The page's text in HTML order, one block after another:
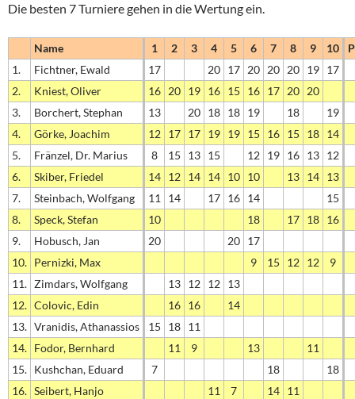
Die besten 7 Turniere gehen in die Wertung ein.
Name 1 2 3 4 5 6 7 8 9 10
1.
Fichtner, Ewald 17 20 17 20 20 20 19 17
2.
Kniest, Oliver 16 20 19 16 15 16 17 20 20
3.
Borchert, Stephan 13 20 18 18 19 18
19
4.
Görke, Joachim 12 17 17 19 19 15 16 15 18 14
5.
Fränzel, Dr. Marius 8 15 13 15 12 19 16 13 12
6.
Skiber, Friedel 14 12 14 14 10 10 13 14 13
7.
Steinbach, Wolfgang 11 14 17 16 14
15
8.
Speck, Stefan 10 18 17 18 16
9.
Hobusch, Jan 20 20 17
10. Pernizki, Max 9 15 12 12
9
11. Zimdars, Wolfgang 13 12 12 13
12. Colovic, Edin 16 16
14
13. Vranidis, Athanassios 15 18 11
14. Fodor, Bernhard 11 9 13
11
15. Kushchan, Eduard 7 18
18
16. Seibert, Hanjo 11 7 14 11